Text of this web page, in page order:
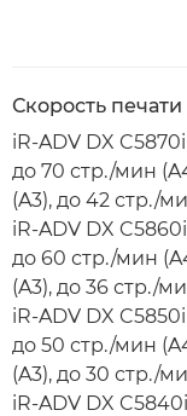
Скорость печати
iR-ADV DX C5870i
до 70 стр./мин
(A3), до 42 стр./
iR-ADV DX C5860i
до 60 стр./мин
(A3), до 36 стр./
iR-ADV DX C5850i
до 50 стр./мин
(A3), до 30 стр./
iR-ADV DX C5840i